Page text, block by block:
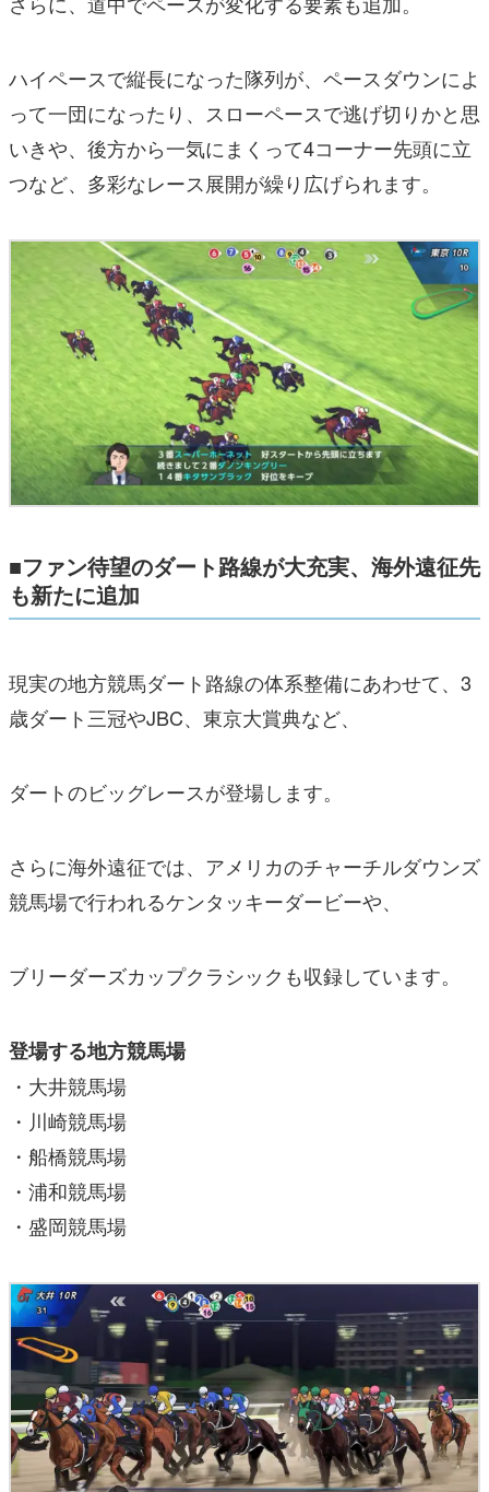
ハイペースで縦長になった隊列が、ペースダウンによ
って一団になったり、スローペースで逃げ切りかと思
いきや、後方から一気にまくって4コーナー先頭に立
つなど、多彩なレース展開が繰り広げられます。
■ファン待望のダート路線が大充実、海外遠征先
も新たに追加
現実の地方競馬ダート路線の体系整備にあわせて、3
歳ダート三冠やJBC、東京大賞典など、
ダートのビッグレースが登場します。
さらに海外遠征では、アメリカのチャーチルダウンズ
競馬場で行われるケンタッキーダービーや、
ブリーダーズカップクラシックも収録しています。
登場する地方競馬場
・大井競馬場
・川崎競馬場
・船橋競馬場
・浦和競馬場
・盛岡競馬場